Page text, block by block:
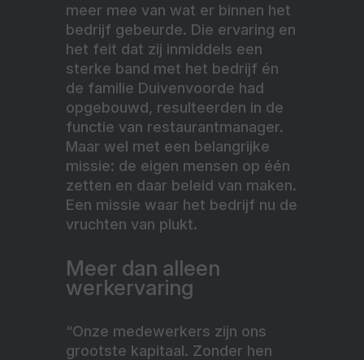
meer mee van wat er binnen het
bedrijf gebeurde. Die ervaring en
het feit dat zij inmiddels een
sterke band met het bedrijf én
de familie Duivenvoorde had
opgebouwd, resulteerden in de
functie van restaurantmanager.
Maar wel met een belangrijke
missie: de eigen mensen op één
zetten en daar beleid van maken.
Een missie waar het bedrijf nu de
vruchten van plukt.
Meer dan alleen
werkervaring
“Onze medewerkers zijn ons
grootste kapitaal. Zonder hen